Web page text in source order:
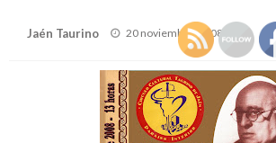
Jaén Taurino
Publicado
20 noviembre, 2008